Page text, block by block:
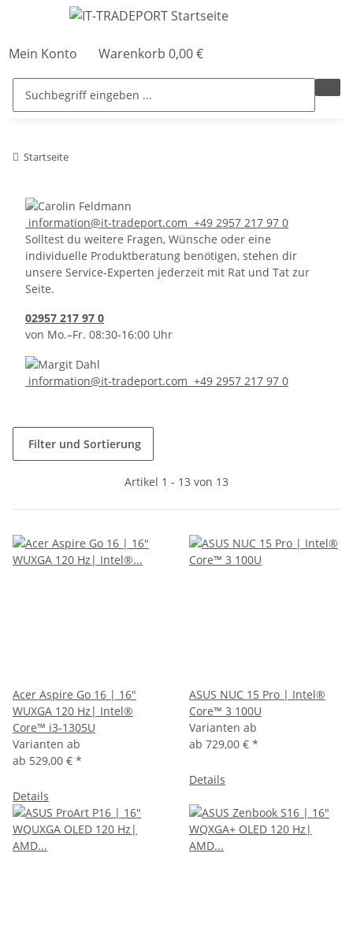
Mein Konto Warenkorb 0,00 €
Startseite
information@it-tradeport.com +49 2957 217 97 0
Solltest du weitere Fragen, Wünsche oder eine
individuelle Produktberatung benötigen, stehen dir
unsere Service-Experten jederzeit mit Rat und Tat zur
Seite.
02957 217 97 0
von Mo.–Fr. 08:30-16:00 Uhr
information@it-tradeport.com +49 2957 217 97 0
Filter und Sortierung
Artikel 1 - 13 von 13
Acer Aspire Go 16 | 16"
WUXGA 120 Hz| Intel®
Core™ i3-1305U
Varianten ab
ab 529,00 € *
Details
ASUS NUC 15 Pro | Intel®
Core™ 3 100U
Varianten ab
ab 729,00 € *
Details